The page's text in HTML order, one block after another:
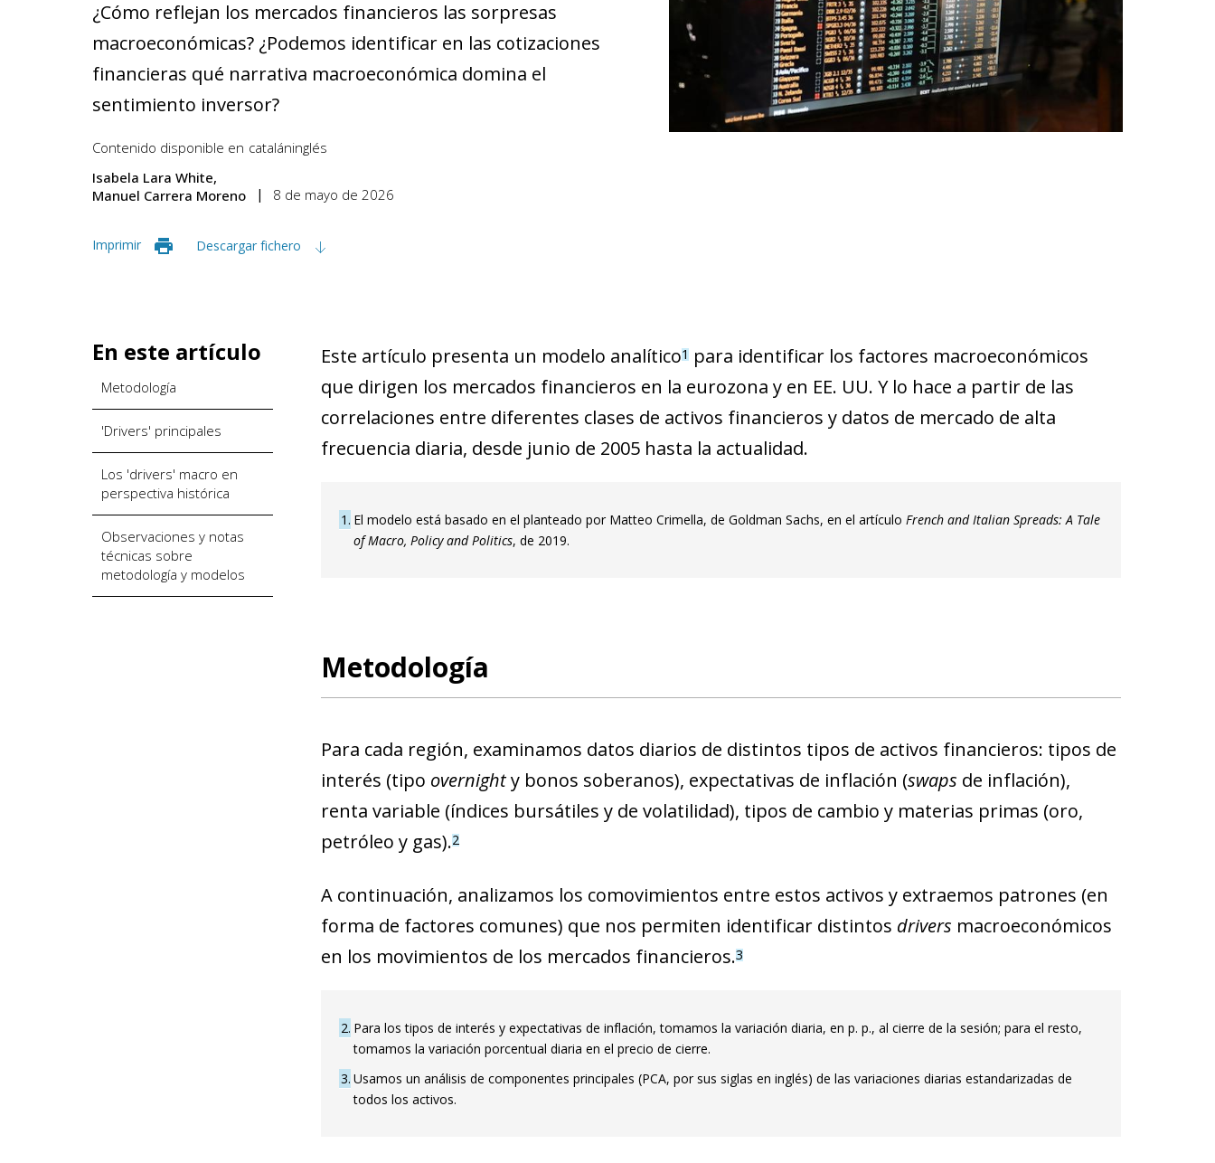
¿Cómo reflejan los mercados financieros las sorpresas
macroeconómicas? ¿Podemos identificar en las cotizaciones
financieras qué narrativa macroeconómica domina el
sentimiento inversor?
Contenido disponible en cataláninglés
Isabela Lara White
Manuel Carrera Moreno
8 de mayo de 2026
Imprimir Descargar fichero
En este artículo
Metodología
'Drivers' principales
Los 'drivers' macro en
perspectiva histórica
Observaciones y notas
técnicas sobre
metodología y modelos
Este artículo presenta un modelo analítico1para identificar los factores macroeconómicos
que dirigen los mercados financieros en la eurozona y en EE. UU. Y lo hace a partir de las
correlaciones entre diferentes clases de activos financieros y datos de mercado de alta
frecuencia diaria, desde junio de 2005 hasta la actualidad.
1 El modelo está basado en el planteado por Matteo Crimella, de Goldman Sachs, en el artículo French and Italian Spreads: A Tale
of Macro, Policy and Politics, de 2019.
Metodología
Para cada región, examinamos datos diarios de distintos tipos de activos financieros: tipos de
interés (tipo overnighty bonos soberanos), expectativas de inflación (swaps de inflación),
renta variable (índices bursátiles y de volatilidad), tipos de cambio y materias primas (oro,
petróleo y gas).2
A continuación, analizamos los comovimientos entre estos activos y extraemos patrones (en
forma de factores comunes) que nos permiten identificar distintos drivers macroeconómicos
en los movimientos de los mercados financieros.3
2 Para los tipos de interés y expectativas de inflación, tomamos la variación diaria, en p. p., al cierre de la sesión; para el resto,
tomamos la variación porcentual diaria en el precio de cierre.
3 Usamos un análisis de componentes principales (PCA, por sus siglas en inglés) de las variaciones diarias estandarizadas de
todos los activos.